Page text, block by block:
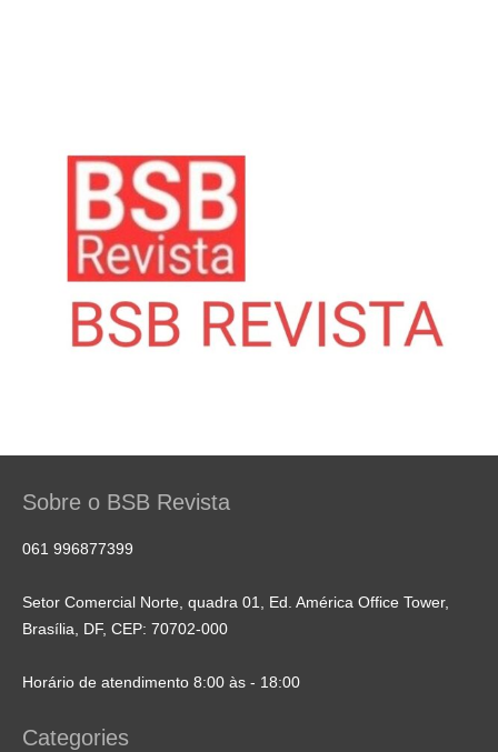
Sobre o BSB Revista
061 996877399
Setor Comercial Norte, quadra 01, Ed. América Office Tower,
Brasília, DF, CEP: 70702-000
Horário de atendimento 8:00 às - 18:00
Categories